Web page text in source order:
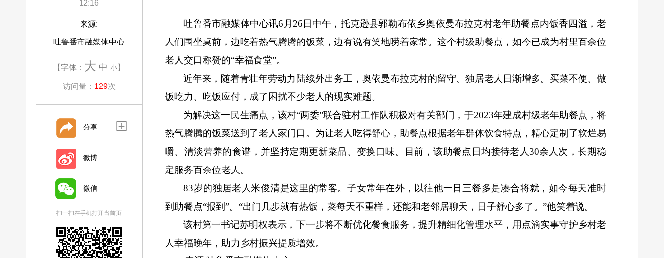
12:16
来源:
吐鲁番市融媒体中心
【字体： 大 中 小】
访问量： 129次
分享
微博
微信
扫一扫在手机打开当前页
吐鲁番市融媒体中心讯6月26日中午，托克逊县郭勒布依乡奥依曼布拉克村老年助餐点内饭香四溢，老
人们围坐桌前，边吃着热气腾腾的饭菜，边有说有笑地唠着家常。这个村级助餐点，如今已成为村里百余位
老人交口称赞的“幸福食堂”。
近年来，随着青壮年劳动力陆续外出务工，奥依曼布拉克村的留守、独居老人日渐增多。买菜不便、做
饭吃力、吃饭应付，成了困扰不少老人的现实难题。
为解决这一民生痛点，该村“两委”联合驻村工作队积极对有关部门，于2023年建成村级老年助餐点，将
热气腾腾的饭菜送到了老人家门口。为让老人吃得舒心，助餐点根据老年群体饮食特点，精心定制了软烂易
嚼、清淡营养的食谱，并坚持定期更新菜品、变换口味。目前，该助餐点日均接待老人30余人次，长期稳
定服务百余位老人。
83岁的独居老人米俊清是这里的常客。子女常年在外，以往他一日三餐多是凑合将就，如今每天准时
到助餐点“报到”。“出门几步就有热饭，菜每天不重样，还能和老邻居聊天，日子舒心多了。”他笑着说。
该村第一书记苏明权表示，下一步将不断优化餐食服务，提升精细化管理水平，用点滴实事守护乡村老
人幸福晚年，助力乡村振兴提质增效。